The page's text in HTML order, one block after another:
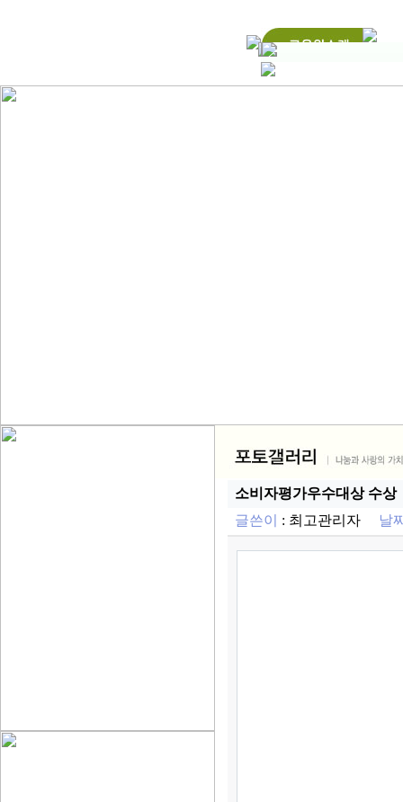
소비자평가우수대상 수상
글쓴이
: 최고관리자 날